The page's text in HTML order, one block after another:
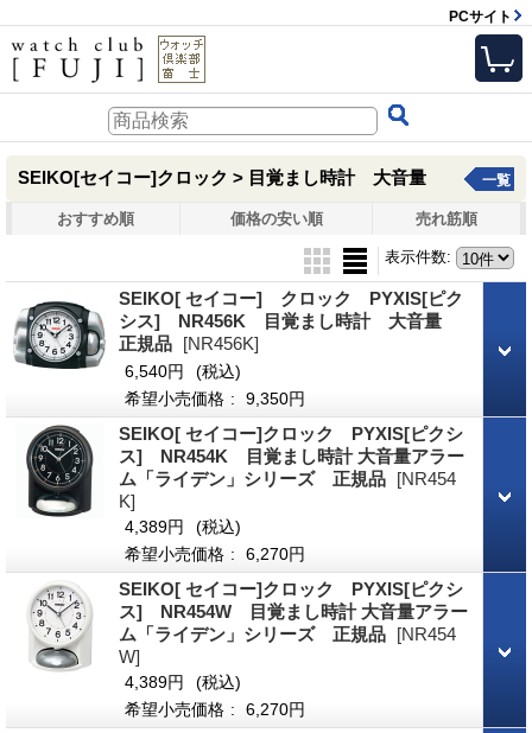
PCサイト
SEIKO[セイコー]クロック > 目覚まし時計 大音量 一覧
おすすめ順 価格の安い順 売れ筋順
表示件数:
SEIKO[ セイコー] クロック PYXIS[ピク
シス] NR456K 目覚まし時計 大音量
正規品 [NR456K]
6,540円
(税込)
希望小売価格 : 9,350円
SEIKO[ セイコー]クロック PYXIS[ピクシ
ス] NR454K 目覚まし時計 大音量アラー
ム「ライデン」シリーズ 正規品 [NR454
K]
4,389円
(税込)
希望小売価格 : 6,270円
SEIKO[ セイコー]クロック PYXIS[ピクシ
ス] NR454W 目覚まし時計 大音量アラー
ム「ライデン」シリーズ 正規品 [NR454
W]
4,389円
(税込)
希望小売価格 : 6,270円